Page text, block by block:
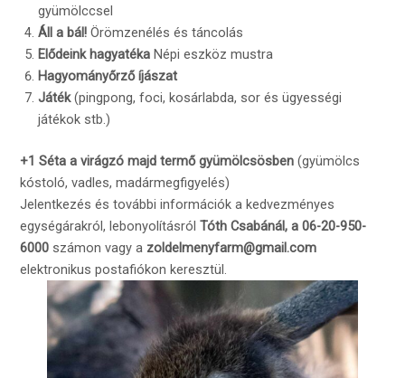
gyümölccsel
Áll a bál!Örömzenélés és táncolás
Elődeink hagyatéka Népi eszköz mustra
Hagyományőrző íjászat
Játék(pingpong, foci, kosárlabda, sor és ügyességi
játékok stb.)
+1 Séta a virágzó majd termő gyümölcsösben (gyümölcs
kóstoló, vadles, madármegfigyelés)
Jelentkezés és további információk a kedvezményes
egységárakról, lebonyolításrólTóth Csabánál, a 06-20-950-
6000 számon vagy a zoldelmenyfarm@gmail.com
elektronikus postafiókon keresztül.